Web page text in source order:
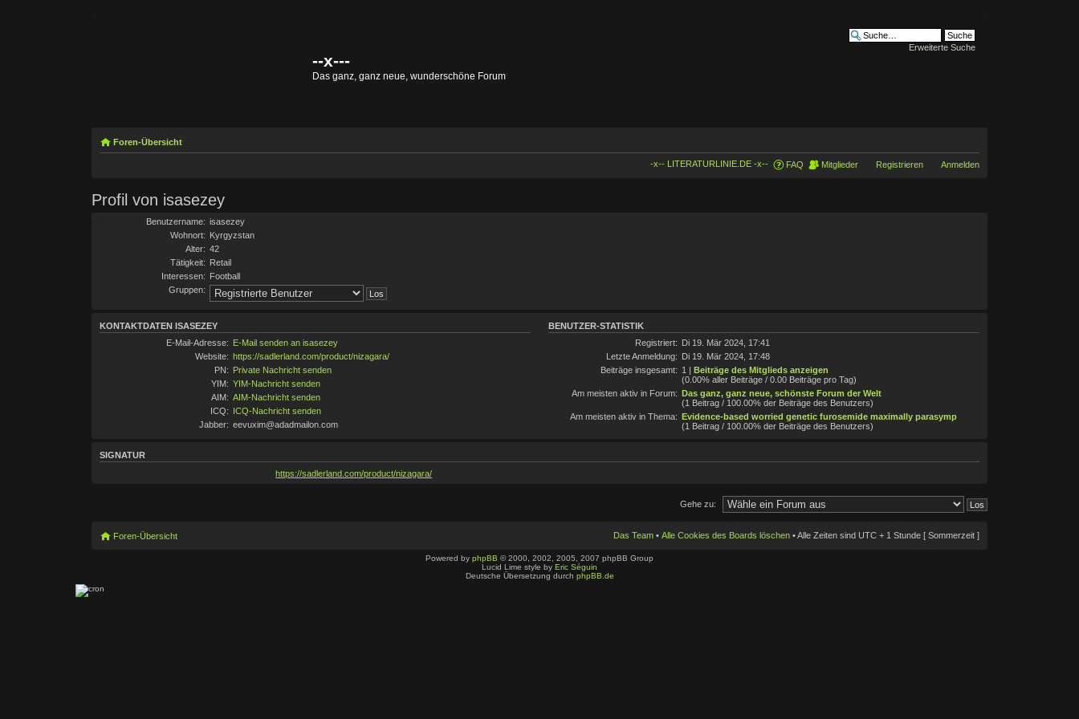
--x---
Das ganz, ganz neue, wunderschöne Forum
Erweiterte Suche
Foren-Übersicht
-x-- LITERATURLINIE.DE -x-- FAQ Mitglieder Registrieren Anmelden
Profil von isasezey
Benutzername: isasezey
Wohnort: Kyrgyzstan
Alter: 42
Tätigkeit: Retail
Interessen: Football
Gruppen:
KONTAKTDATEN ISASEZEY
E-Mail-Adresse: E-Mail senden an isasezey
Website: https://sadlerland.com/product/nizagara/
PN: Private Nachricht senden
YIM: YIM-Nachricht senden
AIM: AIM-Nachricht senden
ICQ: ICQ-Nachricht senden
Jabber: eevuxim@adadmailon.com
BENUTZER-STATISTIK
Registriert: Di 19. Mär 2024, 17:41
Letzte Anmeldung: Di 19. Mär 2024, 17:48
Beiträge insgesamt: 1 |Beiträge des Mitglieds anzeigen
(0.00% aller Beiträge / 0.00 Beiträge pro Tag)
Am meisten aktiv in Forum: Das ganz, ganz neue, schönste Forum der Welt
(1 Beitrag / 100.00% der Beiträge des Benutzers)
Am meisten aktiv in Thema: Evidence-based worried genetic furosemide maximally parasymp
(1 Beitrag / 100.00% der Beiträge des Benutzers)
SIGNATUR
https://sadlerland.com/product/nizagara/
Gehe zu:
Foren-Übersicht Das Team• Alle Cookies des Boards löschen• Alle Zeiten sind UTC + 1 Stunde [ Sommerzeit ]
Powered by phpBB © 2000, 2002, 2005, 2007 phpBB Group
Lucid Lime style by Eric Séguin
Deutsche Übersetzung durch phpBB.de